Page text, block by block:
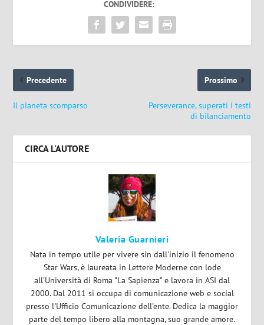
CONDIVIDERE:
Precedente
Il pianeta scomparso
Prossimo
Perseverance, superati i testi
di bilanciamento
CIRCA L'AUTORE
Valeria Guarnieri
Nata in tempo utile per vivere sin dall'inizio il fenomeno
Star Wars, è laureata in Lettere Moderne con lode
all'Università di Roma "La Sapienza" e lavora in ASI dal
2000. Dal 2011 si occupa di comunicazione web e social
presso l'Ufficio Comunicazione dell'ente. Dedica la maggior
parte del tempo libero alla montagna, suo grande amore.